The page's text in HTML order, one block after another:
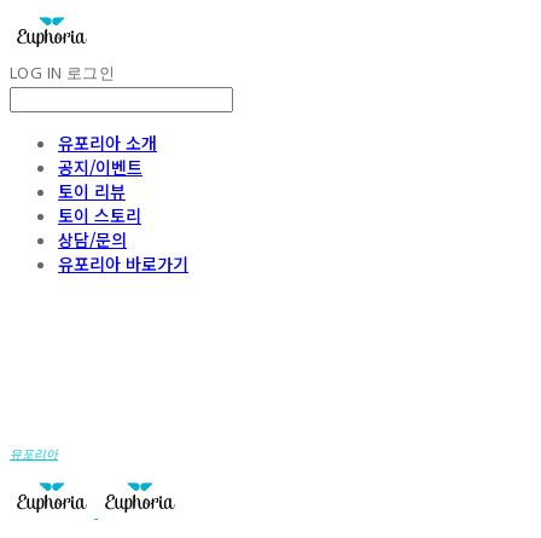
LOG IN 로그인
유포리아 소개
공지/이벤트
토이 리뷰
토이 스토리
상담/문의
유포리아 바로가기
유포리아